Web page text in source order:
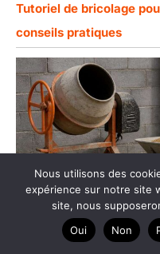
Tutoriel de bricolage
conseils pratiques
Nous utilisons des
expérience sur notre site
site, nous
Oui
Non